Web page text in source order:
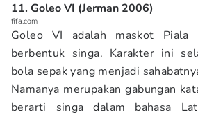
11. Goleo VI (Jerman 2006)
fifa.com
Goleo VI adalah maskot Piala
berbentuk singa. Karakter ini
bola sepak yang menjadi
Namanya merupakan gabungan
berarti singa dalam bahasa